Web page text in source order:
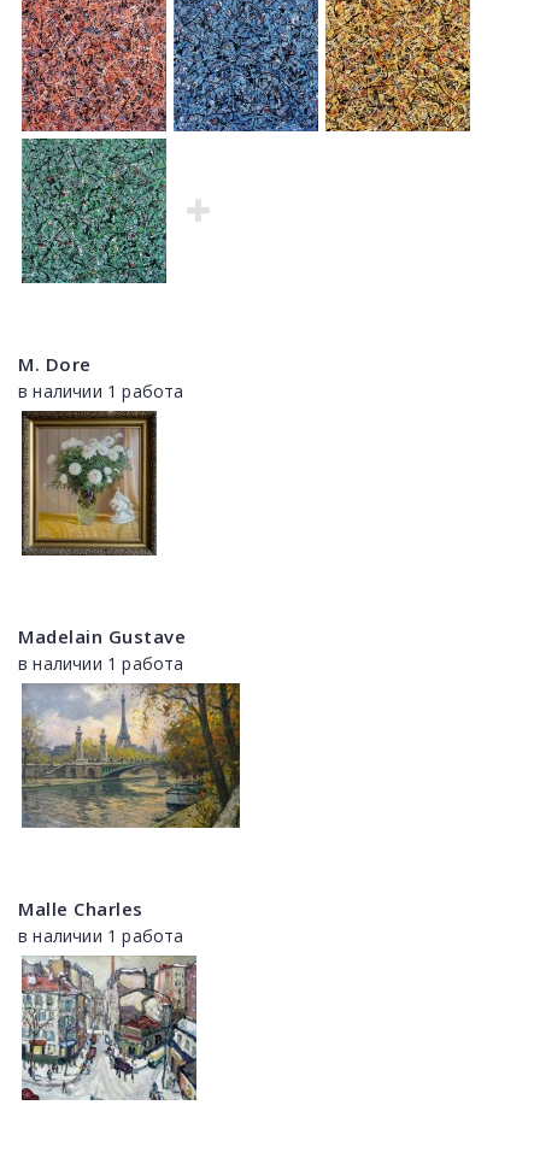
M. Dore
в наличии 1 работа
Madelain Gustave
в наличии 1 работа
Malle Charles
в наличии 1 работа